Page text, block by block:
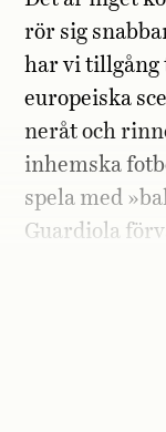
rör sig
har vi
europeiska
neråt och
inhemska
spela med
Guardiola